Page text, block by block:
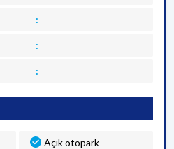
Açık otopark